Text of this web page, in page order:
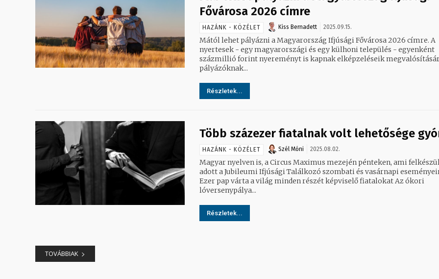
Fővárosa 2026 címre
HAZÁNK - KÖZÉLET Kiss Bernadett 2025.09.15.
Mától lehet pályázni a Magyarország Ifjúsági Fővárosa 2026 címre. A
nyertesek - egy magyarországi és egy külhoni település - egyenként
százmillió forint nyereményt is kapnak elképzeléseik
pályázóknak...
Részletek...
Több százezer fiatalnak volt lehetősége
HAZÁNK - KÖZÉLET Szél Móni 2025.08.02.
Magyar nyelven is, a Circus Maximus mezején pénteken, ami
adott a Jubileumi Ifjúsági Találkozó szombati és vasárnapi
Ezer pap várta a világ minden részét képviselő fiatalokat Az ókori
lóversenypálya...
Részletek...
TOVÁBBIAK